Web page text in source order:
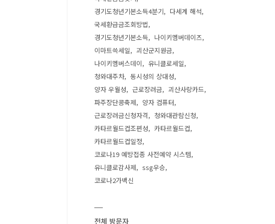
경기도청년기본소득4분기
다세계 해석
국세환급금조회방법
경기도청년기본소득
나이키멤버데이즈
이마트쓱세일
괴산군지원금
나이키멤버스데이
유니클로세일
청와대주차
동시성의 상대성
양자 우월성
근로장려금
괴산사랑카드
파주장단콩축제
양자 컴퓨터
근로장려금신청자격
청와대관람신청
카타르월드컵조편성
카타르월드컵
카타르월드컵일정
코로나19 예방접종 사전예약 시스템
유니클로감사제
ssg우승
코로나2가백신
전체 방문자